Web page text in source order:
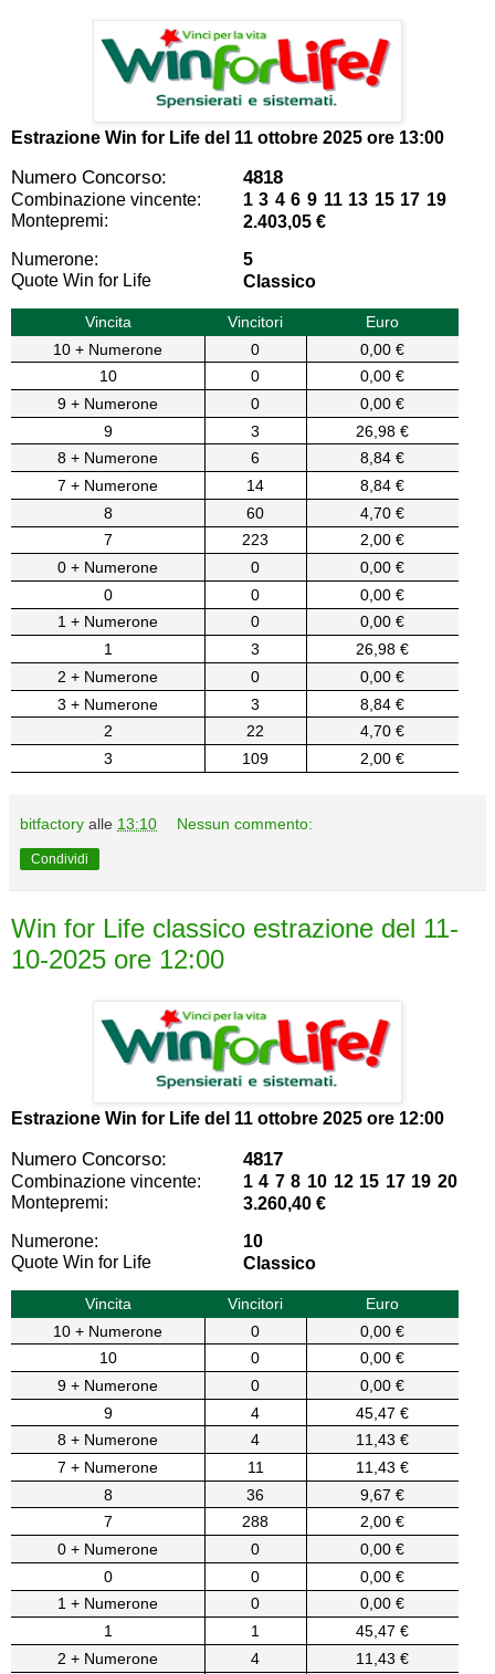
Estrazione Win for Life del 11 ottobre 2025 ore 13:00
Numero Concorso: 4818
Combinazione vincente:
1 3 4 6 9 11 13 15 17 19
Montepremi:
2.403,05 €
Numerone:
5
Quote Win for Life
Classico
Vincita Vincitori
Euro
10 + Numerone
0
0,00 €
10
0
0,00 €
9 + Numerone
0
0,00 €
9
3
26,98 €
8 + Numerone
6
8,84 €
7 + Numerone
14
8,84 €
8
60
4,70 €
7
223
2,00 €
0 + Numerone
0
0,00 €
0
0
0,00 €
1 + Numerone
0
0,00 €
1
3
26,98 €
2 + Numerone
0
0,00 €
3 + Numerone
3
8,84 €
2
22
4,70 €
3
109 2,00 €
bitfactory alle 13:10 Nessun commento:
Condividi
Win for Life classico estrazione del 11-
10-2025 ore 12:00
Estrazione Win for Life del 11 ottobre 2025 ore 12:00
Numero Concorso: 4817
Combinazione vincente:
1 4 7 8 10 12 15 17 19 20
Montepremi:
3.260,40 €
Numerone:
10
Quote Win for Life
Classico
Vincita Vincitori
Euro
10 + Numerone
0
0,00 €
10
0
0,00 €
9 + Numerone
0
0,00 €
9
4
45,47 €
8 + Numerone
4
11,43 €
7 + Numerone
11
11,43 €
8
36
9,67 €
7
288
2,00 €
0 + Numerone
0
0,00 €
0
0
0,00 €
1 + Numerone
0
0,00 €
1
1
45,47 €
2 + Numerone
4
11,43 €